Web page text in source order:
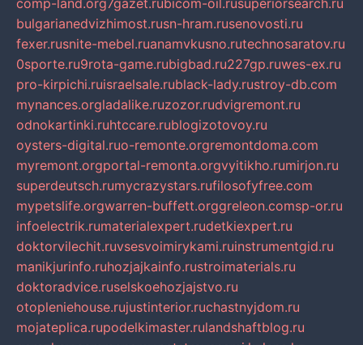
comp-land.org7gazet.rubicom-oil.rusuperiorsearch.ru
bulgarianedvizhimost.rusn-hram.rusenovosti.ru
fexer.rusnite-mebel.ruanamvkusno.rutechnosaratov.ru
0sporte.ru9rota-game.rubigbad.ru227gp.ruwes-ex.ru
pro-kirpichi.ruisraelsale.rublack-lady.rustroy-db.com
mynances.orgladalike.ruzozor.rudvigremont.ru
odnokartinki.ruhtccare.rublogizotovoy.ru
oysters-digital.ruo-remonte.orgremontdoma.com
myremont.orgportal-remonta.orgvyitikho.rumirjon.ru
superdeutsch.rumycrazystars.rufilosofyfree.com
mypetslife.orgwarren-buffett.orggreleon.comsp-or.ru
infoelectrik.rumaterialexpert.rudetkiexpert.ru
doktorvilechit.ruvsesvoimirykami.ruinstrumentgid.ru
manikjurinfo.ruhozjajkainfo.rustroimaterials.ru
doktoradvice.ruselskoehozjajstvo.ru
otopleniehouse.rujustinterior.ruchastnyjdom.ru
mojateplica.rupodelkimaster.rulandshaftblog.ru